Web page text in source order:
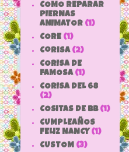
COMO REPARAR
PIERNAS
ANIMATOR (1)
CORE (1)
Corisa (2)
CORISA DE
FAMOSA (1)
CORISA DEL 68
(2)
COSITAS DE bb (1)
CUMPLEAÑOS
FELIZ NANCY (1)
CUSTOM (3)